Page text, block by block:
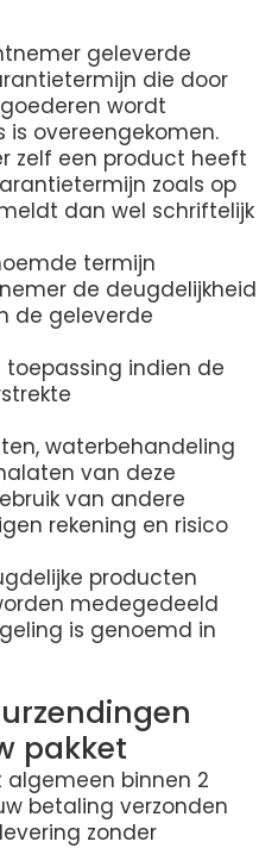
geleverde
die door
wordt
is overeengekomen.
zelf een product heeft
zoals op
dan wel schriftelijk
termijn
de deugdelijkheid
de geleverde
indien de
waterbehandeling
van deze
van andere
rekening en risico
producten
medegedeeld
is genoemd in
pakket
algemeen binnen 2
betaling verzonden
zonder